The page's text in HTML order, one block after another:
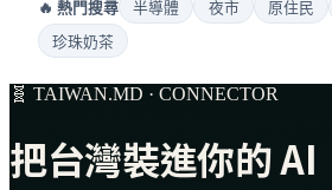
🔥 熱門搜尋 半導體 夜市 原住民
珍珠奶茶
🧬 TAIWAN.MD · CONNECTOR
把台灣裝進你的 AI